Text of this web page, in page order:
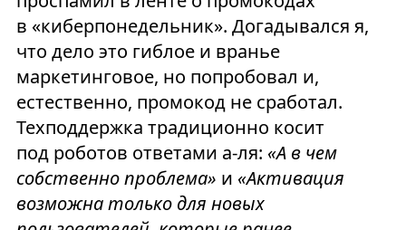
в «киберпонедельник». Догадывался я,
что дело это гиблое и вранье
маркетинговое, но попробовал и,
естественно, промокод не сработал.
Техподдержка традиционно косит
под роботов ответами а-ля: «А в чем
собственно проблема» и «Активация
возможна только для новых